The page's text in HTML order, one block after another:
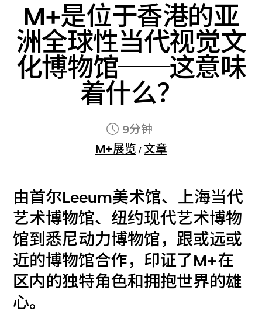
M+是位于香港的亚
洲全球性当代视觉文
化博物馆──这意味
着什么？
9分钟
M+展览 / 文章
由首尔Leeum美术馆、上海当代
艺术博物馆、纽约现代艺术博物
馆到悉尼动力博物馆，跟或远或
近的博物馆合作，印证了M+在
区内的独特角色和拥抱世界的雄
心。